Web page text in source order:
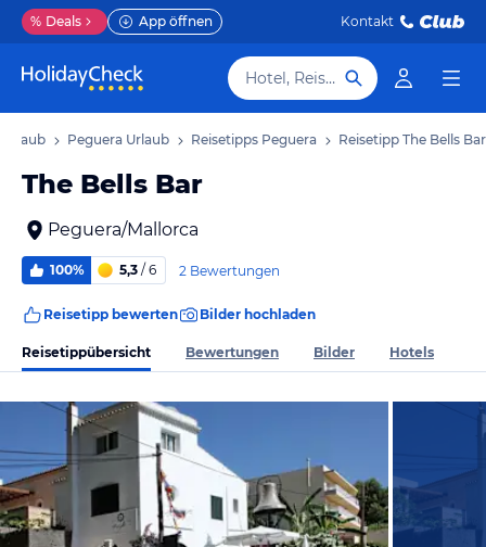
% Deals App öffnen Kontakt
Hotel, Reiseziel
Peguera Urlaub Reisetipps Peguera Reisetipp The Bells Bar
The Bells Bar
Peguera/Mallorca
100% 5,3 / 6 2 Bewertungen
Reisetipp bewerten Bilder hochladen
Reisetippübersicht Bewertungen Bilder Hotels